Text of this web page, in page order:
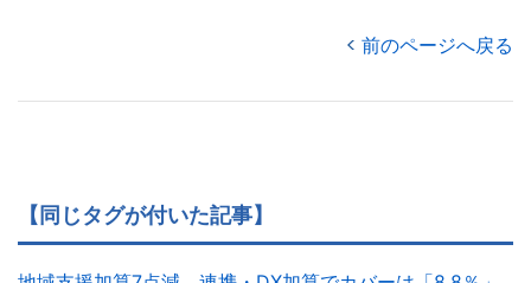
前のページへ戻る
【同じタグが付いた記事】